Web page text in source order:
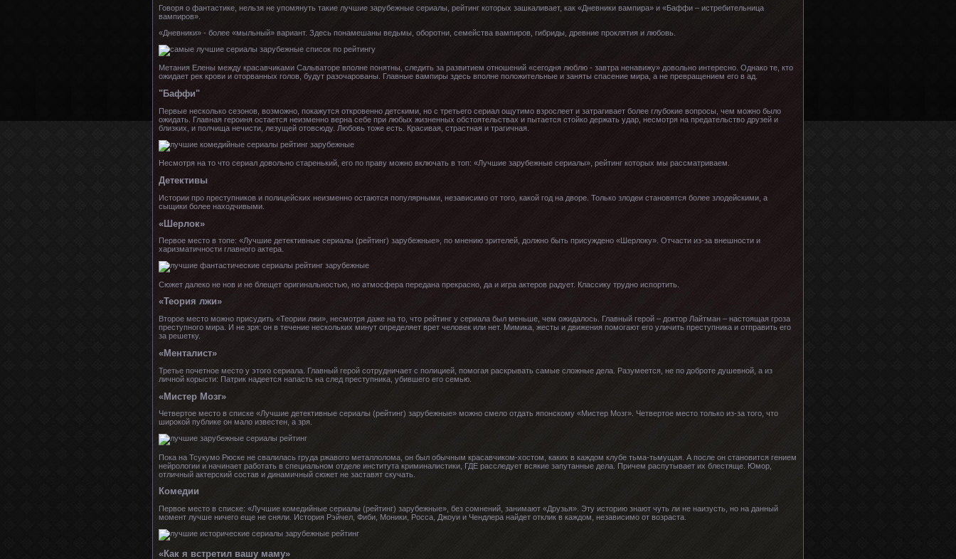
Говоря о фантастике, нельзя не упомянуть такие лучшие зарубежные сериалы, рейтинг которых зашкаливает, как «Дневники вампира» и «Баффи – истребительница
вампиров».
«Дневники» - более «мыльный» вариант. Здесь понамешаны ведьмы, оборотни, семейства вампиров, гибриды, древние проклятия и любовь.
Метания Елены между красавчиками Сальваторе вполне понятны, следить за развитием отношений «сегодня люблю - завтра ненавижу» довольно интересно. Однако те, кто
ожидает рек крови и оторванных голов, будут разочарованы. Главные вампиры здесь вполне положительные и заняты спасение мира, а не превращением его в ад.
"Баффи"
Первые несколько сезонов, возможно, покажутся откровенно детскими, но с третьего сериал ощутимо взрослеет и затрагивает более глубокие вопросы, чем можно было
ожидать. Главная героиня остается неизменно верна себе при любых жизненных обстоятельствах и пытается стойко держать удар, несмотря на предательство друзей и
близких, и полчища нечисти, лезущей отовсюду. Любовь тоже есть. Красивая, страстная и трагичная.
Несмотря на то что сериал довольно старенький, его по праву можно включать в топ: «Лучшие зарубежные сериалы», рейтинг которых мы рассматриваем.
Детективы
Истории про преступников и полицейских неизменно остаются популярными, независимо от того, какой год на дворе. Только злодеи становятся более злодейскими, а
сыщики более находчивыми.
«Шерлок»
Первое место в топе: «Лучшие детективные сериалы (рейтинг) зарубежные», по мнению зрителей, должно быть присуждено «Шерлоку». Отчасти из-за внешности и
харизматичности главного актера.
Сюжет далеко не нов и не блещет оригинальностью, но атмосфера передана прекрасно, да и игра актеров радует. Классику трудно испортить.
«Теория лжи»
Второе место можно присудить «Теории лжи», несмотря даже на то, что рейтинг у сериала был меньше, чем ожидалось. Главный герой – доктор Лайтман – настоящая гроза
преступного мира. И не зря: он в течение нескольких минут определяет врет человек или нет. Мимика, жесты и движения помогают его уличить преступника и отправить его
за решетку.
«Менталист»
Третье почетное место у этого сериала. Главный герой сотрудничает с полицией, помогая раскрывать самые сложные дела. Разумеется, не по доброте душевной, а из
личной корысти: Патрик надеется напасть на след преступника, убившего его семью.
«Мистер Мозг»
Четвертое место в списке «Лучшие детективные сериалы (рейтинг) зарубежные» можно смело отдать японскому «Мистер Мозг». Четвертое место только из-за того, что
широкой публике он мало известен, а зря.
Пока на Тсукумо Рюске не свалилась груда ржавого металлолома, он был обычным красавчиком-хостом, каких в каждом клубе тьма-тьмущая. А после он становится гением
нейрологии и начинает работать в специальном отделе института криминалистики, ГДЕ расследует всякие запутанные дела. Причем распутывает их блестяще. Юмор,
отличный актерский состав и динамичный сюжет не заставят скучать.
Комедии
Первое место в списке: «Лучшие комедийные сериалы (рейтинг) зарубежные», без сомнений, занимают «Друзья». Эту историю знают чуть ли не наизусть, но на данный
момент лучше ничего еще не сняли. История Рэйчел, Фиби, Моники, Росса, Джоуи и Чендлера найдет отклик в каждом, независимо от возраста.
«Как я встретил вашу маму»